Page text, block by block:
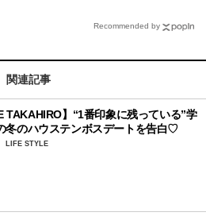
Recommended by
関連記事
TAKAHIRO】“1番印象に残っている”学
冬のハウステンボスデートを告白♡
LIFE STYLE